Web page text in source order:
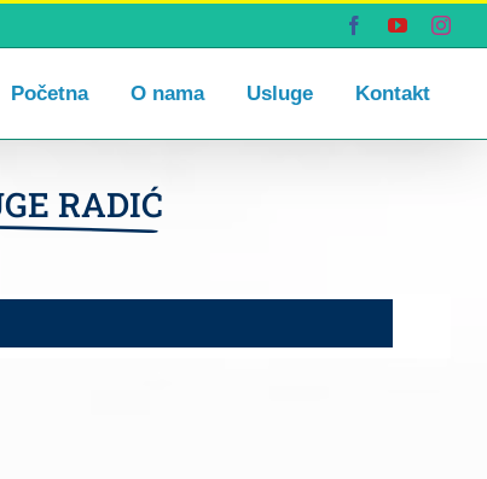
FacebookYouTube
Početna O nama Usluge Kontakt
RADIĆ